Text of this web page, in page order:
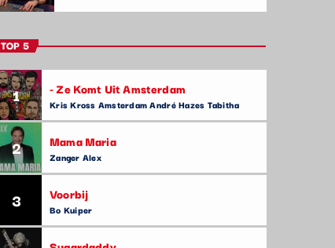
TOP 5
1 - Ze Komt Uit Amsterdam
Kris Kross Amsterdam André Hazes Tabitha
2 Mama Maria
Zanger Alex
3 Voorbij
Bo Kuiper